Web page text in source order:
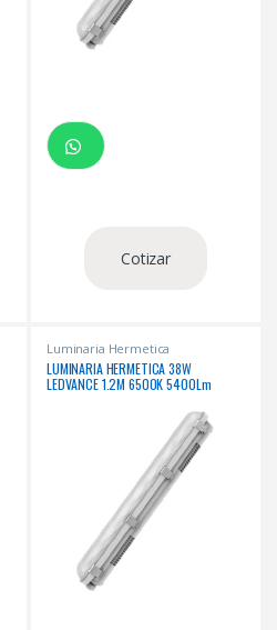
Cotizar
Luminaria Hermetica
LUMINARIA HERMETICA 38W
LEDVANCE 1.2M 6500K 5400Lm